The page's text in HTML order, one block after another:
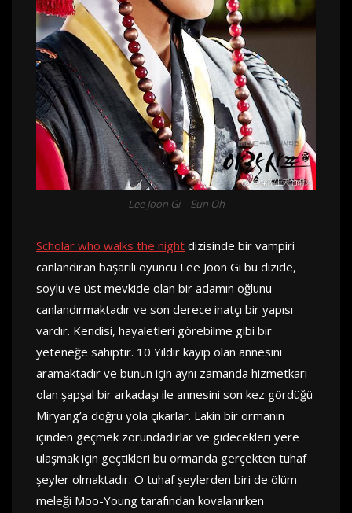
Lee Joon Gi – Eun Oh
Scholar who walks the night dizisinde bir vampiri
canlandıran başarılı oyuncu Lee Joon Gi bu dizide,
soylu ve üst mevkide olan bir adamın oğlunu
canlandırmaktadır ve son derece inatçı bir yapısı
vardır. Kendisi, hayaletleri görebilme gibi bir
yeteneğe sahiptir. 10 Yıldır kayıp olan annesini
aramaktadır ve bunun için aynı zamanda hizmetkarı
olan şapşal bir arkadaşı ile annesini son kez gördüğü
Miryang’a doğru yola çıkarlar. Lakin bir ormanın
içinden geçmek zorundadırlar ve gidecekleri yere
ulaşmak için geçtikleri bu ormanda gerçekten tuhaf
şeyler olmaktadır. O tuhaf şeylerden biri de ölüm
meleği Moo-Young tarafından kovalanırken